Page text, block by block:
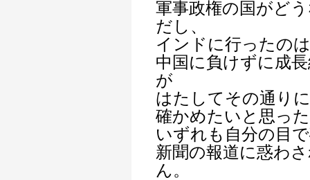
軍事政権の国がど
だし、
インドに行ったのは
中国に負けずに成
が
はたしてその通り
確かめたいと思っ
いずれも自分の目
新聞の報道に惑わ
ん。